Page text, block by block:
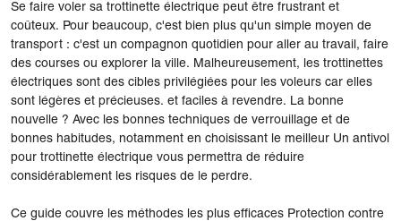
Se faire voler sa trottinette électrique peut être frustrant et
coûteux. Pour beaucoup, c'est bien plus qu'un simple moyen de
transport : c'est un compagnon quotidien pour aller au travail, faire
des courses ou explorer la ville. Malheureusement, les trottinettes
électriques sont des cibles privilégiées pour les voleurs car elles
sont légères et précieuses. et faciles à revendre. La bonne
nouvelle ? Avec les bonnes techniques de verrouillage et de
bonnes habitudes, notamment en choisissant le meilleur Un antivol
pour trottinette électrique vous permettra de réduire
considérablement les risques de le perdre.
Ce guide couvre les méthodes les plus efficaces Protection contre